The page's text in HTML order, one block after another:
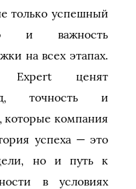
только успешный
и важность
на всех этапах.
Expert ценят
точность и
которые компания
успеха — это
но и путь к
в условиях